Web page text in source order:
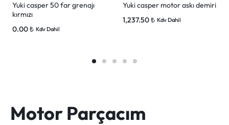
Yuki casper 50 far grenajı
kırmızı
0.00₺ Kdv Dahil
Yuki casper motor askı demiri
1,237.50₺ Kdv Dahil
Motor Parçacım